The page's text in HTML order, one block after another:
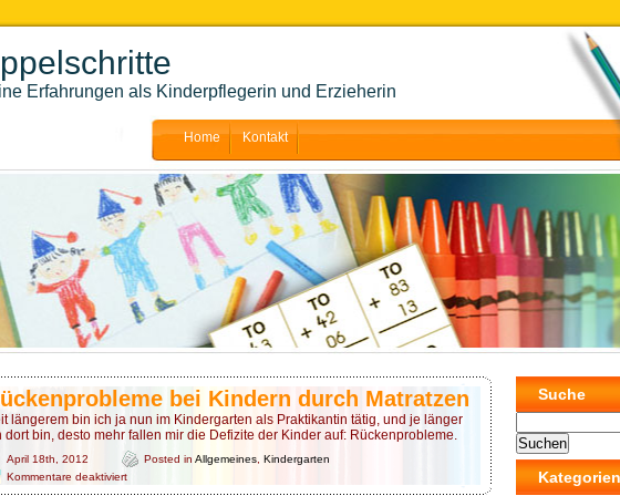
Erfahrungen als Kinderpflegerin und Erzieherin
Home Kontakt
bei Kindern durch Matratzen
längerem bin ich ja nun im Kindergarten als Praktikantin tätig, und je länger
dort bin, desto mehr fallen mir die Defizite der Kinder auf: Rückenprobleme.
April 18th, 2012 Posted in Allgemeines Kindergarten
Kommentare deaktiviertfür
Suche
Kategorien